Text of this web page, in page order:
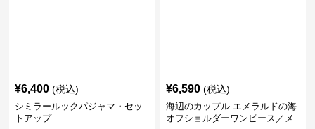
¥6,400 (税込)
シミラールックパジャマ・セッ
トアップ
¥6,590 (税込)
海辺のカップル エメラルドの海
オフショルダーワンピース／メ